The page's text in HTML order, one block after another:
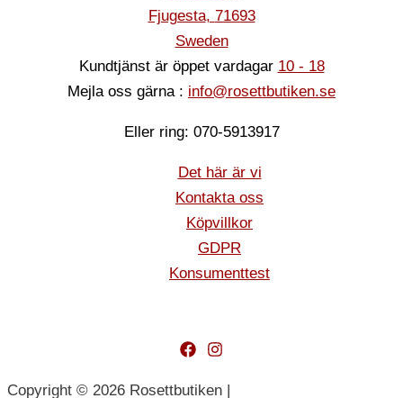
Fjugesta, 71693
Sweden
Kundtjänst är öppet vardagar 10 - 18
Mejla oss gärna : info@rosettbutiken.se
Eller ring: 070-5913917
Det här är vi
Kontakta oss
Köpvillkor
GDPR
Konsumenttest
Copyright © 2026 Rosettbutiken |